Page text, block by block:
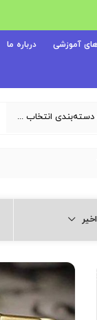
آموزشی درباره ما
یک دسته‌بندی انتخاب کنید